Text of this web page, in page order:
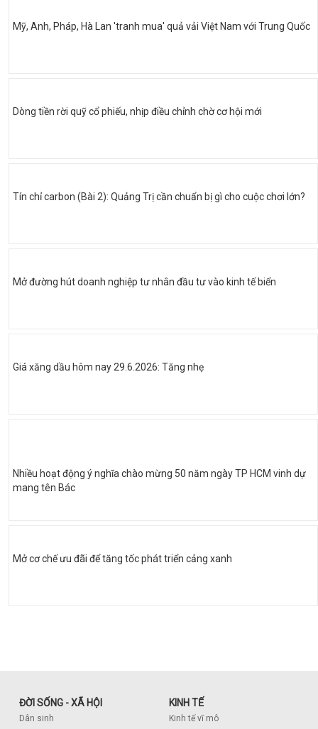
Mỹ, Anh, Pháp, Hà Lan 'tranh mua' quả vải Việt Nam với Trung Quốc
Dòng tiền rời quỹ cổ phiếu, nhịp điều chỉnh chờ cơ hội mới
Tín chỉ carbon (Bài 2): Quảng Trị cần chuẩn bị gì cho cuộc chơi lớn?
Mở đường hút doanh nghiệp tư nhân đầu tư vào kinh tế biển
Giá xăng dầu hôm nay 29.6.2026: Tăng nhẹ
Nhiều hoạt động ý nghĩa chào mừng 50 năm ngày TP HCM vinh dự
mang tên Bác
Mở cơ chế ưu đãi để tăng tốc phát triển cảng xanh
ĐỜI SỐNG - XÃ HỘI
Dân sinh
KINH TẾ
Kinh tế vĩ mô